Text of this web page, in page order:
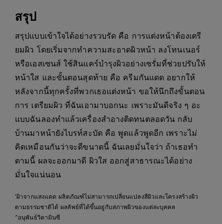
สรุป
สรุปแบบเข้าใจได้อย่างรวบรัด คือ การแต่งหน้าต้องเตรี
ยมผิว โดยเริ่มจากทำความสะอาดผิวหน้า ลงโทนเนอร์
หรือเอสเซนส์ ใช้สินแคร์บำรุงผิวอย่างเซรั่มที่ช่วยปรับให้
หน้าใส และขั้นตอนสุดท้าย คือ ครีมกันแดด อยากให้
หลังจากนี้ทุกครั้งที่พวกเธอแต่งหน้า ขอให้นึกถึงขั้นตอน
การ เตรียมผิว ที่ฉันเอามาบอกนะ เพราะมันดีจริง ๆ อะ
แบบฉันลองทำแล้วเครื่องสำอางติดทนตลอดวัน กลับ
บ้านมาหน้ายังไบรท์สะบัด คือ พูดแล้วพูดอีก เพราะไม่
คิดเหมือนกันว่าจะดีขนาดนี้ ฉันเลยมั่นใจว่า ถ้าเธอทำ
ตามนี้ ผลจะออกมาดี ผิวใส ออกสู่สาธารณะได้อย่าง
มั่นใจแน่นอน
’ฝ้าจากแสงแดด ผลิตภัณฑ์ไม่สามารถเปลี่ยนแปลงสีผิวและโครงสร้างผิว
ตามธรรมชาติได้ ผลลัพธ์ที่ได้ขึ้นอยู่กับสภาพผิวของแต่ละบุคคล
^อนุพันธ์วิตามินซี